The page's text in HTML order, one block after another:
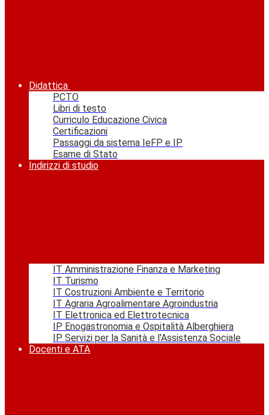
Didattica
PCTO
Libri di testo
Curriculo Educazione Civica
Certificazioni
Passaggi da sistema IeFP e IP
Esame di Stato
Indirizzi di studio
IT Amministrazione Finanza e Marketing
IT Turismo
IT Costruzioni Ambiente e Territorio
IT Agraria Agroalimentare Agroindustria
IT Elettronica ed Elettrotecnica
IP Enogastronomia e Ospitalità Alberghiera
IP Servizi per la Sanità e l'Assistenza Sociale
Docenti e ATA